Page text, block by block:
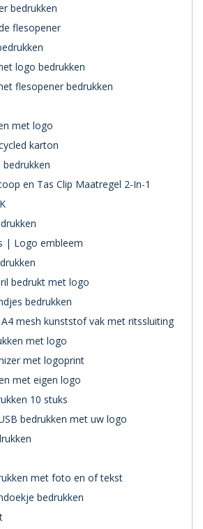
bedrukken
flesopener
logo bedrukken
flesopener bedrukken
met logo
karton
en Tas Clip Maatregel 2-In-1
| Logo embleem
bedrukt met logo
bedrukken
mesh kunststof vak met ritssluiting
met logo
met logoprint
met eigen logo
10 stuks
bedrukken met uw logo
met foto en of tekst
bedrukken